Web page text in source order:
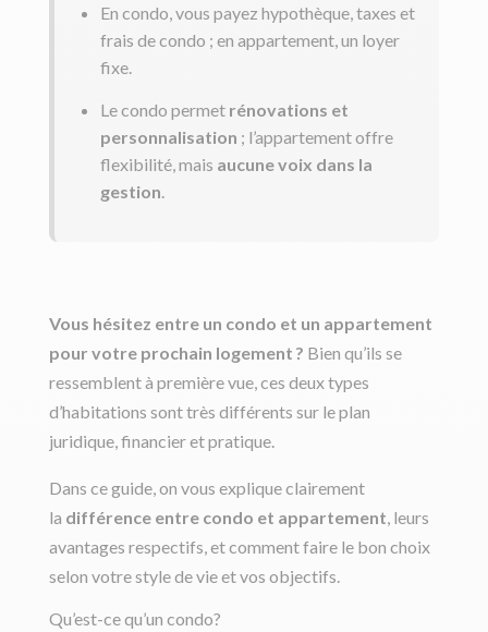
En condo, vous payez hypothèque, taxes et
frais de condo ; en appartement, un loyer
fixe.
Le condo permet rénovations et
personnalisation ; l’appartement offre
flexibilité, mais aucune voix dans la
gestion.
Vous hésitez entre un condo et un appartement
pour votre prochain logement ? Bien qu’ils se
ressemblent à première vue, ces deux types
d’habitations sont très différents sur le plan
juridique, financier et pratique.
Dans ce guide, on vous explique clairement
la différence entre condo et appartement, leurs
avantages respectifs, et comment faire le bon choix
selon votre style de vie et vos objectifs.
Qu’est-ce qu’un condo?